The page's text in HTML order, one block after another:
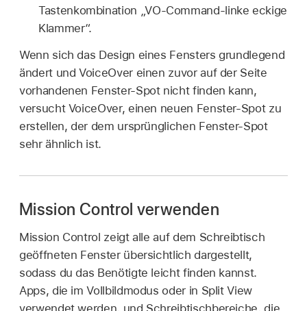
Tastenkombination „VO-Command-linke eckige
Klammer“.
Wenn sich das Design eines Fensters grundlegend
ändert und VoiceOver einen zuvor auf der Seite
vorhandenen Fenster-Spot nicht finden kann,
versucht VoiceOver, einen neuen Fenster-Spot zu
erstellen, der dem ursprünglichen Fenster-Spot
sehr ähnlich ist.
Mission Control verwenden
Mission Control zeigt alle auf dem Schreibtisch
geöffneten Fenster übersichtlich dargestellt,
sodass du das Benötigte leicht finden kannst.
Apps, die im Vollbildmodus oder in Split View
verwendet werden, und Schreibtischbereiche, die